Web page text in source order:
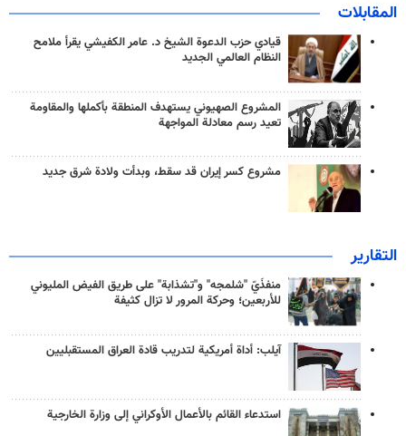
المقابلات
قيادي حزب الدعوة الشيخ د. عامر الكفيشي يقرأ ملامح
النظام العالمي الجديد
المشروع الصهيوني يستهدف المنطقة بأكملها والمقاومة
تعيد رسم معادلة المواجهة
مشروع كسر إيران قد سقط، وبدأت ولادة شرق جديد
التقارير
منفذَيّ "شلمجه" و"تشذابة" على طريق الفيض المليوني
للأربعين؛ وحركة المرور لا تزال كثيفة
آيلب: أداة أمريكية لتدريب قادة العراق المستقبليين
استدعاء القائم بالأعمال الأوكراني إلى وزارة الخارجية